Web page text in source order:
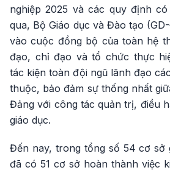
nghiệp 2025 và các quy định
qua, Bộ Giáo dục và Đào tạo
vào cuộc đồng bộ của toàn hệ
đạo, chỉ đạo và tổ chức thực
tác kiện toàn đội ngũ lãnh đạo
thuộc, bảo đảm sự thống nhất
Đảng với công tác quản trị, điều
giáo dục.
Đến nay, trong tổng số 54 cơ sở
đã có 51 cơ sở hoàn thành việc